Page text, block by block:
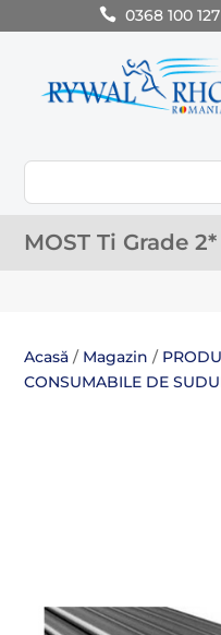
0368 100 127
MOST Ti Grade 2*
Acasă / Magazin /
CONSUMABILE DE